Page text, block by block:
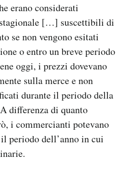
erano considerati
[…] suscettibili di
se non vengono esitati
o entro un breve periodo
oggi, i prezzi dovevano
sulla merce e non
durante il periodo della
differenza di quanto
i commercianti potevano
periodo dell’anno in cui